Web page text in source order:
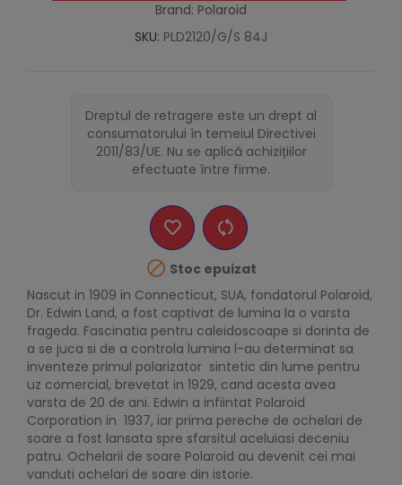
Brand: Polaroid
SKU: PLD2120/G/S 84J
Dreptul de retragere este un drept al
consumatorului în temeiul Directivei
2011/83/UE. Nu se aplică achizițiilor
efectuate între firme.
 Stoc epuizat
Nascut in 1909 in Connecticut, SUA, fondatorul Polaroid,
Dr. Edwin Land, a fost captivat de lumina la o varsta
frageda. Fascinatia pentru caleidoscoape si dorinta de
a se juca si de a controla lumina l-au determinat sa
inventeze primul polarizator sintetic din lume pentru
uz comercial, brevetat in 1929, cand acesta avea
varsta de 20 de ani. Edwin a infiintat Polaroid
Corporation in 1937, iar prima pereche de ochelari de
soare a fost lansata spre sfarsitul aceluiasi deceniu
patru. Ochelarii de soare Polaroid au devenit cei mai
vanduti ochelari de soare din istorie.